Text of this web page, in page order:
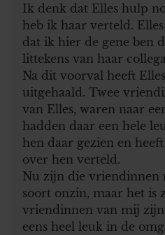
Ik denk dat Elles hulp
heb ik haar verteld.
dat ik hier de gene ben
littekens van haar
Na dit voorval heeft
uitgehaald. Twee
van Elles, waren naar
hadden daar een hele
hen daar gezien en
over hen verteld.
Nu zijn die vriendinnen
soort onzin, maar het is
vriendinnen van mij
eens heel leuk in de